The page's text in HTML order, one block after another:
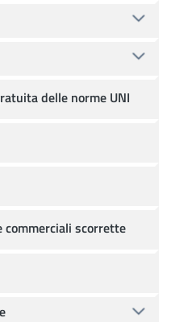
delle norme UNI
scorrette